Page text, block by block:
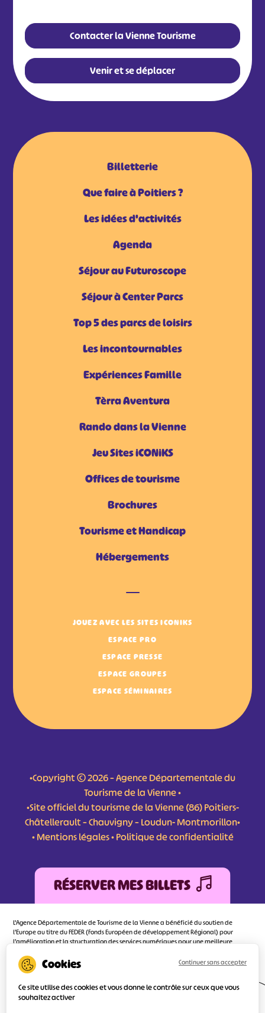
Contacter la Vienne Tourisme
Venir et se déplacer
Billetterie
Que faire à Poitiers ?
Les idées d'activités
Agenda
Séjour au Futuroscope
Séjour à Center Parcs
Top 5 des parcs de loisirs
Les incontournables
Expériences Famille
Tèrra Aventura
Rando dans la Vienne
Jeu Sites iCONiKS
Offices de tourisme
Brochures
Tourisme et Handicap
Hébergements
JOUEZ AVEC LES SITES ICONIKS
ESPACE PRO
ESPACE PRESSE
ESPACE GROUPES
ESPACE SÉMINAIRES
•Copyright © 2026 – Agence Départementale du
Tourisme de la Vienne •
•Site officiel du tourisme de la Vienne (86) Poitiers-
Châtellerault – Chauvigny – Loudun- Montmorillon•
•Mentions légales•Politique de confidentialité
RÉSERVER MES BILLETS
L'Agence Départementale de Tourisme de la Vienne a bénéficié du soutien de
l’Europe au titre du FEDER (Fonds Européen de développement Régional) pour
l’amélioration et la structuration des services numériques pour une meilleure
d’orienter au mieux le visiteur.
Ce site utilise des cookies et vous donne le contrôle sur ceux que vous
souhaitez activer
Continuer sans accepter